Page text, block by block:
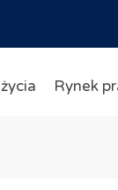
Rynek